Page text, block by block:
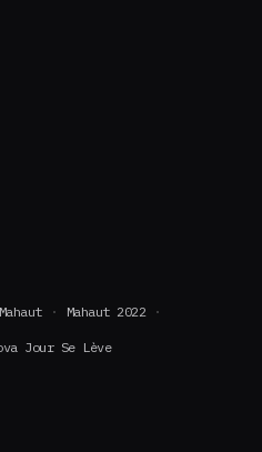
Mahaut Mahaut 2022
Jour Se Lève